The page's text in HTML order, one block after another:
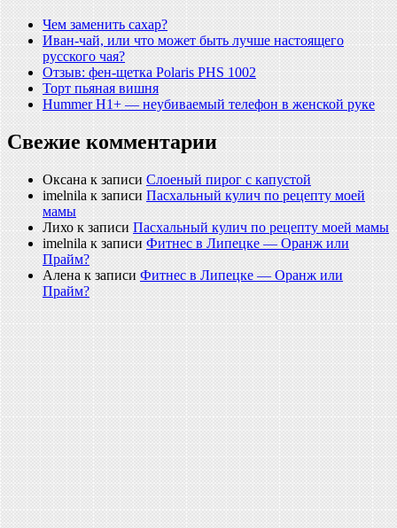
Чем заменить сахар?
Иван-чай, или что может быть лучше настоящего
русского чая?
Отзыв: фен-щетка Polaris PHS 1002
Торт пьяная вишня
Hummer H1+ — неубиваемый телефон в женской руке
Свежие комментарии
Оксана к записи Слоеный пирог с капустой
imelnila к записи Пасхальный кулич по рецепту моей
мамы
Лихо к записи Пасхальный кулич по рецепту моей мамы
imelnila к записи Фитнес в Липецке — Оранж или
Прайм?
Алена к записи Фитнес в Липецке — Оранж или
Прайм?